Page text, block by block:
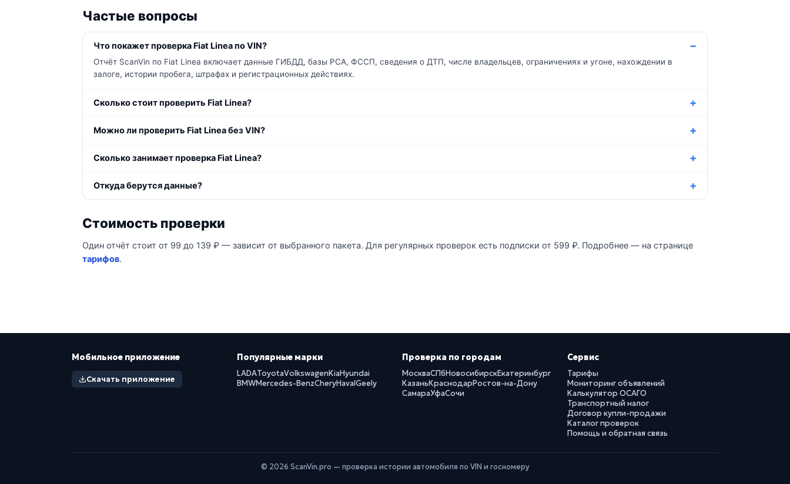
Частые вопросы
Что покажет проверка Fiat Linea по VIN?
Отчёт ScanVin по Fiat Linea включает данные ГИБДД, базы РСА, ФССП, сведения о ДТП, числе владельцев, ограничениях и угоне, нахождении в
залоге, истории пробега, штрафах и регистрационных действиях.
Сколько стоит проверить Fiat Linea?
Можно ли проверить Fiat Linea без VIN?
Сколько занимает проверка Fiat Linea?
Откуда берутся данные?
Стоимость проверки
Один отчёт стоит от 99 до 139 ₽ — зависит от выбранного пакета. Для регулярных проверок есть подписки от 599 ₽. Подробнее — на странице
тарифов.
Мобильное приложение
Скачать приложение
Популярные марки
LADAToyotaVolkswagenKiaHyundai
BMWMercedes-BenzCheryHavalGeely
Проверка по городам
МоскваСПбНовосибирскЕкатеринбург
КазаньКраснодарРостов-на-Дону
СамараУфаСочи
Сервис
Тарифы
Мониторинг объявлений
Калькулятор ОСАГО
Транспортный налог
Договор купли-продажи
Каталог проверок
Помощь и обратная связь
© 2026 ScanVin.pro — проверка истории автомобиля по VIN и госномеру